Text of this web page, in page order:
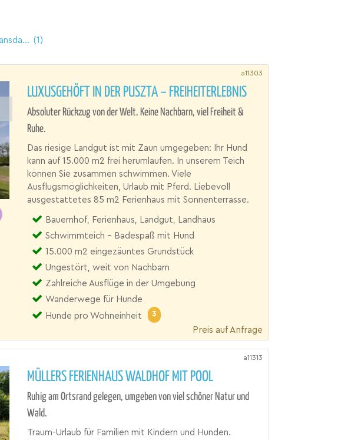
Mittel - Transdanubien (1)
a11303
LUXUSGEHÖFT IN DER PUSZTA – FREIHEITERLEBNIS
Absoluter Rückzug von der Welt. Keine Nachbarn, viel Freiheit &
Ruhe.
Das riesige Landgut ist mit Zaun umgegeben: Ihr Hund
kann auf 15.000 m2 frei herumlaufen. In unserem Teich
können Sie zusammen schwimmen. Viele
Ausflugsmöglichkeiten, Urlaub mit Pferd. Liebevoll
ausgestattetes 85 m2 Ferienhaus mit Sonnenterrasse.
Bauernhof, Ferienhaus, Landgut, Landhaus
Schwimmteich - Badespaß mit Hund
15.000 m2 eingezäuntes Grundstück
Ungestört, weit von Nachbarn
Zahlreiche Ausflüge in der Umgebung
Wanderwege für Hunde
Hunde pro Wohneinheit
3
Preis auf Anfrage
a11313
MÜLLERS FERIENHAUS WALDHOF MIT POOL
Ruhig am Ortsrand gelegen, umgeben von viel schöner Natur und
Wald.
Traum-Urlaub für Familien mit Kindern und Hunden.